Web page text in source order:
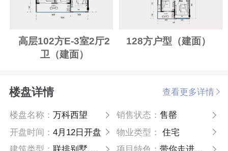
高层102方E-3室2厅2
卫（建面）
128方户型（建面）
楼盘详情 查看更多详情
楼盘名称：万科西望 销售状态： 售罄
开盘时间：4月12日开盘 物业类型：
住宅